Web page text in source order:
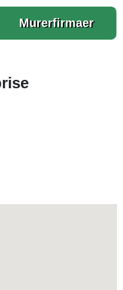
Murerfirmaer